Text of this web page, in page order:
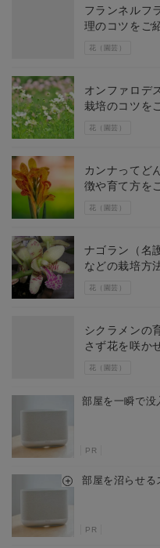
花（園芸）
フランネルフ
理のコツをご
花（園芸）
オンファロデ
栽培のコツを
花（園芸）
カンナってど
徴や育て方を
花（園芸）
ナゴラン（名
などの栽培方
花（園芸）
シクラメンの
さず花を咲か
部屋を一瞬で没
PR
部屋を沼らせる
PR